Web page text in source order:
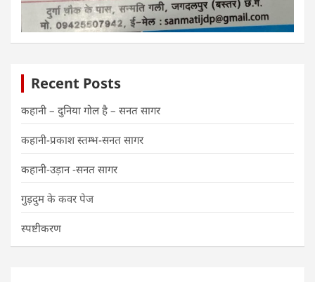
Recent Posts
कहानी – दुनिया गोल है – सनत सागर
कहानी-प्रकाश स्तम्भ-सनत सागर
कहानी-उड़ान -सनत सागर
गुड़दुम के कवर पेज
स्पष्टीकरण